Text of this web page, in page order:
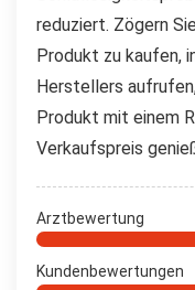
reduziert. Zögern
Produkt zu kaufen,
Herstellers
Produkt mit einem
Verkaufspreis
Arztbewertung
Kundenbewertungen